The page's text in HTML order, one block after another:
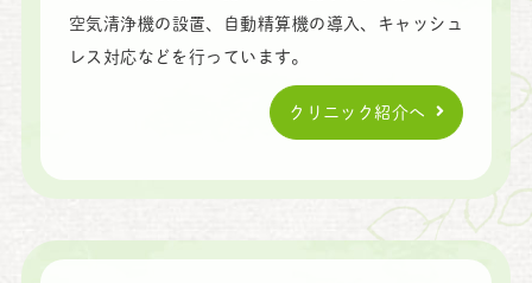
空気清浄機の設置、自動精算機の導入、
キャッシュ
レス対応などを行っています。
クリニック紹介へ